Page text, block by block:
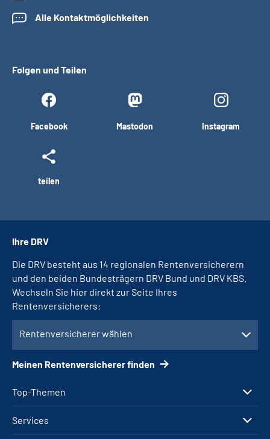
Alle Kontaktmöglichkeiten
Folgen und Teilen
Facebook Mastodon Instagram
teilen
Top-Themen
Services
Ihre DRV
Die DRV besteht aus 14 regionalen Rentenversicherern
und den beiden Bundesträgern DRV Bund und DRV KBS.
Wechseln Sie hier direkt zur Seite Ihres
Rentenversicherers:
Rentenversicherer wählen
Meinen Rentenversicherer finden